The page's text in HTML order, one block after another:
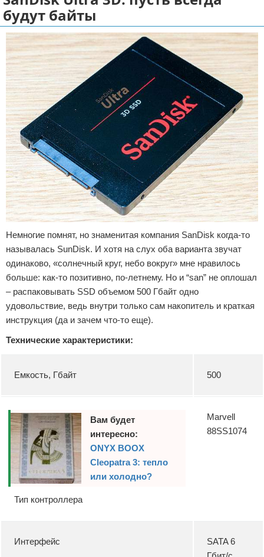
Разное
Право
Отказ от ответственности
будут байты
Немногие помнят, но знаменитая компания SanDisk когда-то
называлась SunDisk. И хотя на слух оба варианта звучат
одинаково, «солнечный круг, небо вокруг» мне нравилось
больше: как-то позитивно, по-летнему. Но и “san” не оплошал
– распаковывать SSD объемом 500 Гбайт одно
удовольствие, ведь внутри только сам накопитель и краткая
инструкция (да и зачем что-то еще).
Технические характеристики:
Емкость, Гбайт 500
Вам будет
интересно:
ONYX BOOX
Cleopatra 3: тепло
или холодно?
Тип контроллера
Marvell
88SS1074
Интерфейс
SATA 6